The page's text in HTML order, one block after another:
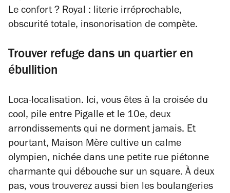
Le confort ? Royal : literie irréprochable,
obscurité totale, insonorisation de compète.
Trouver refuge dans un quartier en
ébullition
Loca-localisation. Ici, vous êtes à la croisée du
cool, pile entre Pigalle et le 10e, deux
arrondissements qui ne dorment jamais. Et
pourtant, Maison Mère cultive un calme
olympien, nichée dans une petite rue piétonne
charmante qui débouche sur un square. À deux
pas, vous trouverez aussi bien les boulangeries